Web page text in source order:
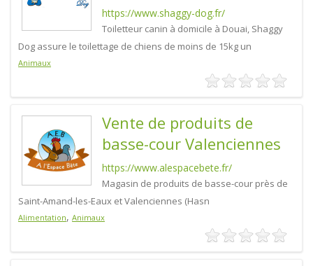
https://www.shaggy-dog.fr/
Toiletteur canin à domicile à Douai, Shaggy
Dog assure le toilettage de chiens de moins de 15kg un
Animaux
Vente de produits de
basse-cour Valenciennes
https://www.alespacebete.fr/
Magasin de produits de basse-cour près de
Saint-Amand-les-Eaux et Valenciennes (Hasn
Alimentation, Animaux